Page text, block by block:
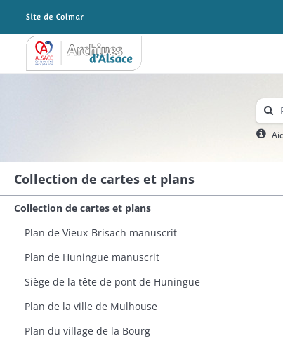
Archives Alsace - Colmar
Collection de cartes et plans
Collection de cartes et plans
Plan de Vieux-Brisach manuscrit
Plan de Huningue manuscrit​
Siège de la tête de pont de Huningue
Plan de la ville de Mulhouse
Plan du village de la Bourg